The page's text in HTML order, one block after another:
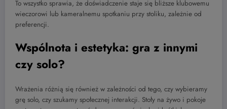
To wszystko sprawia, że doświadczenie staje się bliższe klubowemu
wieczorowi lub kameralnemu spotkaniu przy stoliku, zależnie od
preferencji.
Wspólnota i estetyka: gra z innymi
czy solo?
Wrażenia różnią się również w zależności od tego, czy wybieramy
grę solo, czy szukamy społecznej interakcji. Stoły na żywo i pokoje